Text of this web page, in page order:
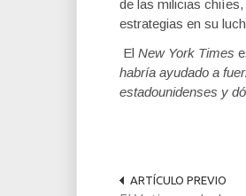
de las milicias
estrategias en su
El New York Times
habría ayudado a
estadounidenses y
ARTÍCULO PREVIO